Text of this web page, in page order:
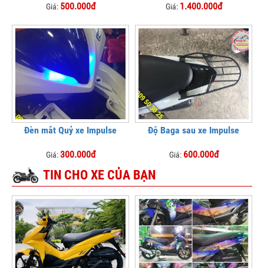
Giá: 500.000đ Giá: 1.400.000đ
Đèn mắt Quỷ xe Impulse
Giá:300.000đ
Độ Baga sau xe Impulse
Giá: 600.000đ
TIN CHO XE CỦA BẠN